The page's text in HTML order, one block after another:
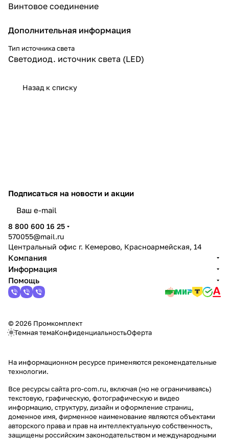
Винтовое соединение
Дополнительная информация
Тип источника света
Светодиод. источник света (LED)
Назад к списку
Подписаться на новости и акции
8 800 600 16 25
570055@mail.ru
Центральный офис г. Кемерово, Красноармейская, 14
Компания
Информация
Помощь
© 2026 Промкомплект
Темная темаКонфиденциальностьОферта
На информационном ресурсе применяются рекомендательные
технологии.
Все ресурсы сайта pro-com.ru, включая (но не ограничиваясь)
текстовую, графическую, фотографическую и видео
информацию, структуру, дизайн и оформление страниц,
доменное имя, фирменное наименование являются объектами
авторского права и прав на интеллектуальную собственность,
защищены российским законодательством и международными